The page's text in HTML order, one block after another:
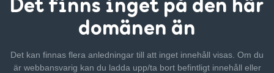
domänen än
Det kan finnas flera anledningar till att inget innehåll visas. Om du
är webbansvarig kan du ladda upp/ta bort befintligt innehåll eller